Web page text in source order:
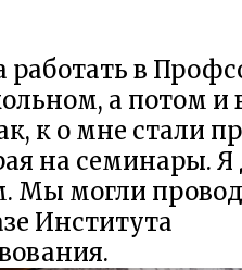
работать в
а потом и
к о мне стали
на семинары. Я
Мы могли
Института